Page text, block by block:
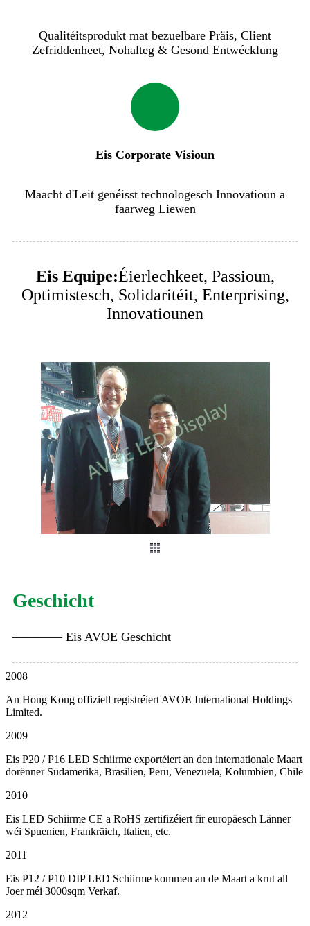
Qualitéitsprodukt mat bezuelbare Präis, Client
Zefriddenheet, Nohalteg & Gesond Entwécklung
Eis Corporate Visioun
Maacht d'Leit genéisst technologesch Innovatioun a
faarweg Liewen
Eis Equipe:Éierlechkeet, Passioun,
Optimistesch, Solidaritéit, Enterprising,
Innovatiounen
Geschicht
———— Eis AVOE Geschicht
2008
An Hong Kong offiziell registréiert AVOE International Holdings
Limited.
2009
Eis P20 / P16 LED Schiirme exportéiert an den internationale Maart
dorënner Südamerika, Brasilien, Peru, Venezuela, Kolumbien, Chile
2010
Eis LED Schiirme CE a RoHS zertifizéiert fir europäesch Länner
wéi Spuenien, Frankräich, Italien, etc.
2011
Eis P12 / P10 DIP LED Schiirme kommen an de Maart a krut all
Joer méi 3000sqm Verkaf.
2012